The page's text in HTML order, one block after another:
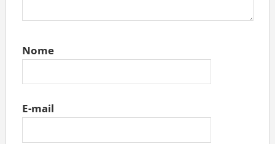
Nome
E-mail